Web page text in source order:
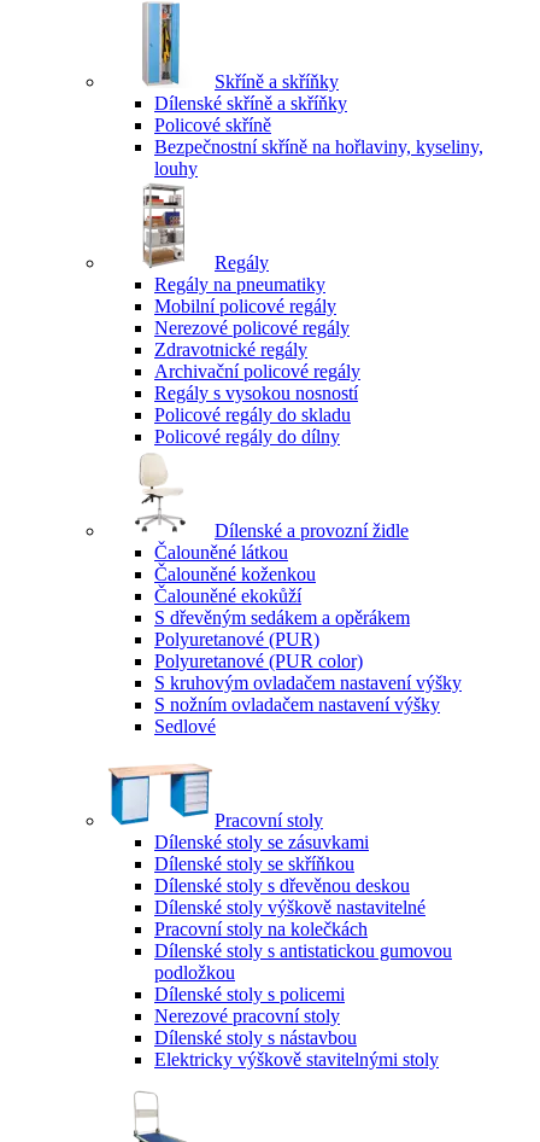
Skříně a skříňky
Dílenské skříně a skříňky
Policové skříně
Bezpečnostní skříně na hořlaviny, kyseliny,
louhy
Regály
Regály na pneumatiky
Mobilní policové regály
Nerezové policové regály
Zdravotnické regály
Archivační policové regály
Regály s vysokou nosností
Policové regály do skladu
Policové regály do dílny
Dílenské a provozní židle
Čalouněné látkou
Čalouněné koženkou
Čalouněné ekokůží
S dřevěným sedákem a opěrákem
Polyuretanové (PUR)
Polyuretanové (PUR color)
S kruhovým ovladačem nastavení výšky
S nožním ovladačem nastavení výšky
Sedlové
Pracovní stoly
Dílenské stoly se zásuvkami
Dílenské stoly se skříňkou
Dílenské stoly s dřevěnou deskou
Dílenské stoly výškově nastavitelné
Pracovní stoly na kolečkách
Dílenské stoly s antistatickou gumovou
podložkou
Dílenské stoly s policemi
Nerezové pracovní stoly
Dílenské stoly s nástavbou
Elektricky výškově stavitelnými stoly